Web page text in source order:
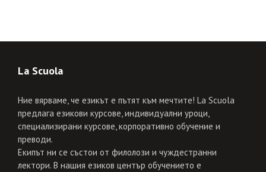
La Scuola
Ние вярваме, че езикът е пътят към мечтите! La Scuola
предлага езикови курсове, индивидуални уроци,
специализирани курсове, корпоративно обучение и
преводи.
Екипът ни се състои от филолози и чуждестранни
лектори. В нашия езиков център обучението е